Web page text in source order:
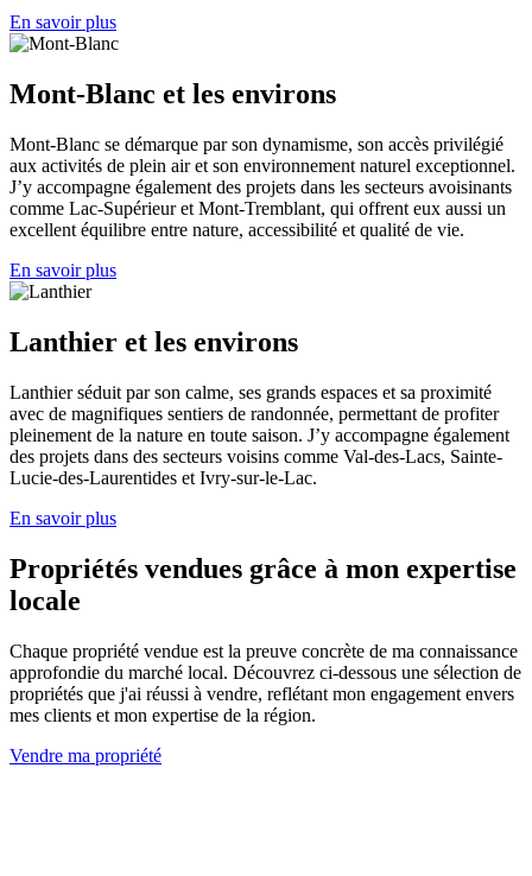
En savoir plus
Mont-Blanc et les environs
Mont-Blanc se démarque par son dynamisme, son accès privilégié
aux activités de plein air et son environnement naturel exceptionnel.
J’y accompagne également des projets dans les secteurs avoisinants
comme Lac-Supérieur et Mont-Tremblant, qui offrent eux aussi un
excellent équilibre entre nature, accessibilité et qualité de vie.
En savoir plus
Lanthier et les environs
Lanthier séduit par son calme, ses grands espaces et sa proximité
avec de magnifiques sentiers de randonnée, permettant de profiter
pleinement de la nature en toute saison. J’y accompagne également
des projets dans des secteurs voisins comme Val-des-Lacs, Sainte-
Lucie-des-Laurentides et Ivry-sur-le-Lac.
En savoir plus
Propriétés vendues grâce à mon expertise
locale
Chaque propriété vendue est la preuve concrète de ma connaissance
approfondie du marché local. Découvrez ci-dessous une sélection de
propriétés que j'ai réussi à vendre, reflétant mon engagement envers
mes clients et mon expertise de la région.
Vendre ma propriété